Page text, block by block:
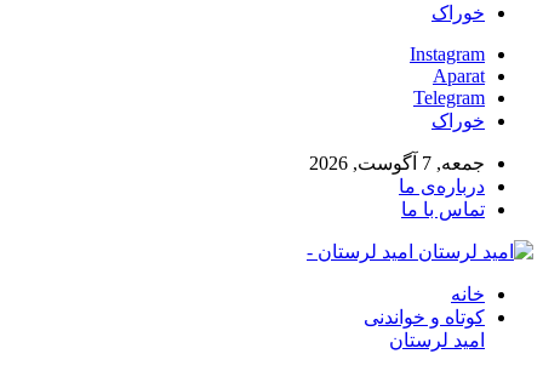
خوراک
Instagram
Aparat
Telegram
خوراک
جمعه, 7 آگوست, 2026
درباره‌ی ما
تماس با ما
امید لرستان -
خانه
کوتاه و خواندنی
امید لرستان